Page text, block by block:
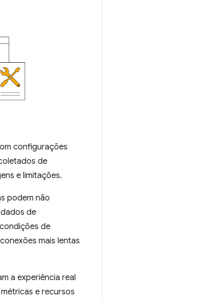
configurações
de
e limitações.
podem não
de
de
mais lentas
a experiência real
e recursos